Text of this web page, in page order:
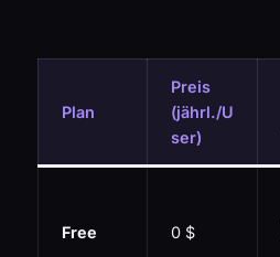
Plan
Preis
(jährl./U
ser)
Free 0 $